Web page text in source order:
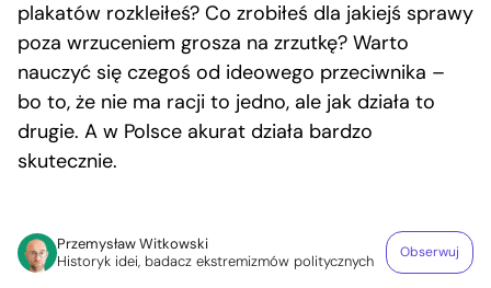
plakatów rozkleiłeś? Co zrobiłeś dla jakiejś sprawy
poza wrzuceniem grosza na zrzutkę? Warto
nauczyć się czegoś od ideowego przeciwnika –
bo to, że nie ma racji to jedno, ale jak działa to
drugie. A w Polsce akurat działa bardzo
skutecznie.
Przemysław Witkowski
Historyk idei, badacz ekstremizmów politycznych
Obserwuj